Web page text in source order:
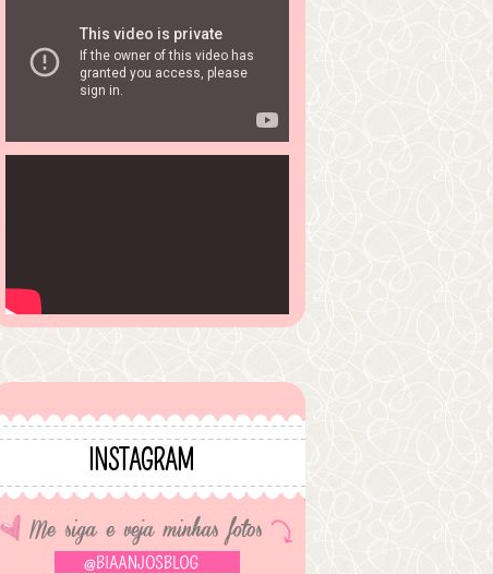
INSTAGRAM